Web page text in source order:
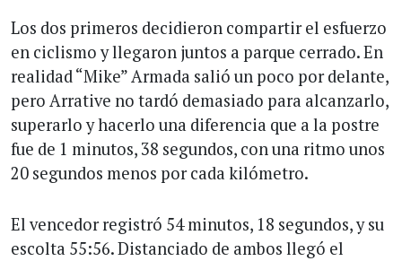
Los dos primeros decidieron compartir el esfuerzo
en ciclismo y llegaron juntos a parque cerrado. En
realidad “Mike” Armada salió un poco por delante,
pero Arrative no tardó demasiado para alcanzarlo,
superarlo y hacerlo una diferencia que a la postre
fue de 1 minutos, 38 segundos, con una ritmo unos
20 segundos menos por cada kilómetro.
El vencedor registró 54 minutos, 18 segundos, y su
escolta 55:56. Distanciado de ambos llegó el